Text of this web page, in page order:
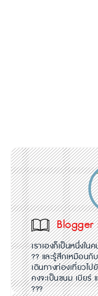
Blogger
เราเองก็เป็นหนึ่งใ
?? และรู้สึกเหมือน
เดินทางท่องเที่ยวไ
คงจะเป็นขนม เบีย
???